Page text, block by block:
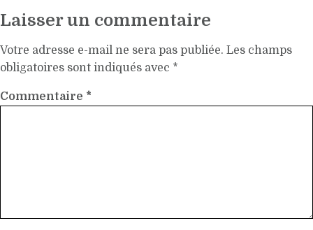
Laisser un commentaire
Votre adresse e-mail ne sera pas publiée. Les champs
obligatoires sont indiqués avec *
Commentaire *